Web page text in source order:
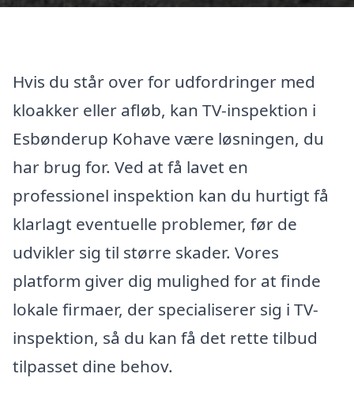
Hvis du står over for udfordringer med
kloakker eller afløb, kan TV-inspektion i
Esbønderup Kohave være løsningen, du
har brug for. Ved at få lavet en
professionel inspektion kan du hurtigt få
klarlagt eventuelle problemer, før de
udvikler sig til større skader. Vores
platform giver dig mulighed for at finde
lokale firmaer, der specialiserer sig i TV-
inspektion, så du kan få det rette tilbud
tilpasset dine behov.